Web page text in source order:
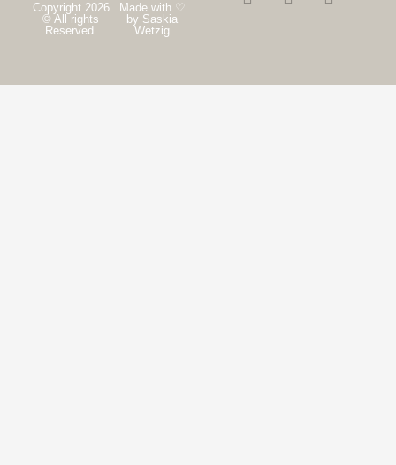
Copyright 2026
© All rights
Reserved.
Made with ♡
by Saskia
Wetzig